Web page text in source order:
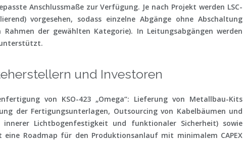
Anschlussmaße zur Verfügung. Je nach Projekt werden LSC-
vorgesehen, sodass einzelne Abgänge ohne Abschaltung
der gewählten Kategorie). In Leitungsabgängen werden
und Investoren
von KSO-423 „Omega“: Lieferung von Metallbau-Kits
der Fertigungsunterlagen, Outsourcing von Kabelbäumen und
Lichtbogenfestigkeit und funktionaler Sicherheit) sowie
Roadmap für den Produktionsanlauf mit minimalem CAPEX